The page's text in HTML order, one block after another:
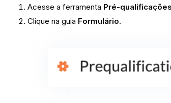
Acesse a ferramenta Pré-qualificações
Clique na guia Formulário.